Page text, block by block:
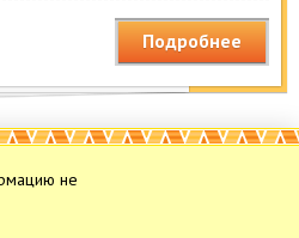
Подробнее
не